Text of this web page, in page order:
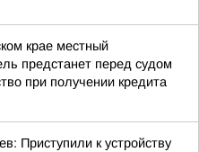
крае местный
предстанет перед судом
при получении кредита
Приступили к устройству